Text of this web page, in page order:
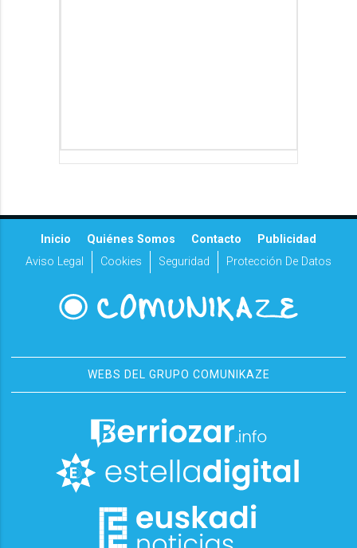
Inicio Quiénes Somos Contacto
Publicidad
Aviso Legal
Cookies Seguridad Protección De Datos
WEBS DEL GRUPO COMUNIKAZE